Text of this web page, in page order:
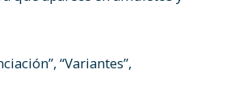
“Variantes”,